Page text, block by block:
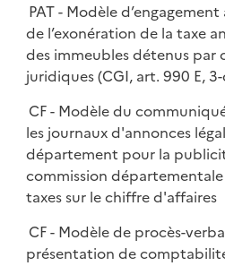
PAT - Modèle
de l’exonération de la taxe
des immeubles détenus par
juridiques (CGI, art. 990 E,
CF - Modèle du
les journaux d'annonces
département pour la
commission
taxes sur le chiffre d'affaires
CF - Modèle de procès-
présentation de